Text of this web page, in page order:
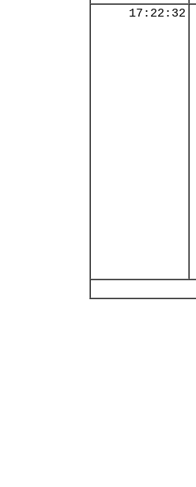
17:22:32